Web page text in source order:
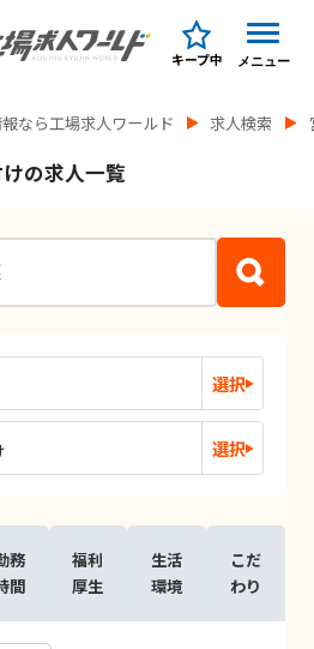
キープ中 メニュー
なら工場求人ワールド 求人検索
の求人一覧
選択
選択
務
間
福利
厚生
生活
環境
こだ
わり